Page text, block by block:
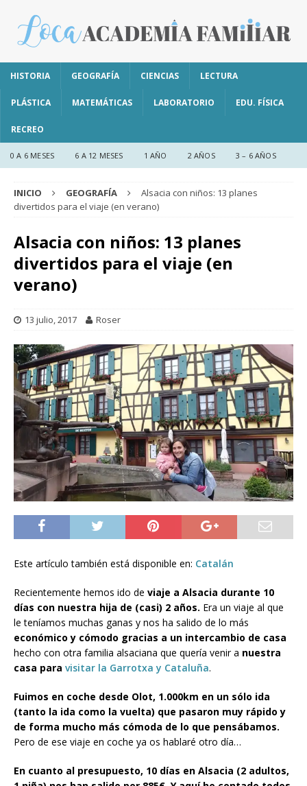
HISTORIA GEOGRAFÍA CIENCIAS LECTURA
PLÁSTICA MATEMÁTICAS LABORATORIO EDU. FÍSICA
RECREO
0 A 6 MESES 6 A 12 MESES 1 AÑO 2 AÑOS 3 – 6 AÑOS
INICIO GEOGRAFÍA
Alsacia con niños: 13 planes
divertidos para el viaje (en verano)
Alsacia con niños: 13 planes
divertidos para el viaje (en
verano)
13 julio, 2017 Roser
Este artículo también está disponible en: Catalán
Recientemente hemos ido de viaje a Alsacia durante 10
días con nuestra hija de (casi) 2 años. Era un viaje al que
le teníamos muchas ganas y nos ha salido de lo más
económico y cómodo gracias a un intercambio de casa
hecho con otra familia alsaciana que quería venir a nuestra
casa para visitar la Garrotxa y Cataluña.
Fuimos en coche desde Olot, 1.000km en un sólo ida
(tanto la ida como la vuelta) que pasaron muy rápido y
de forma mucho más cómoda de lo que pensábamos.
Pero de ese viaje en coche ya os hablaré otro día…
En cuanto al presupuesto, 10 días en Alsacia (2 adultos,